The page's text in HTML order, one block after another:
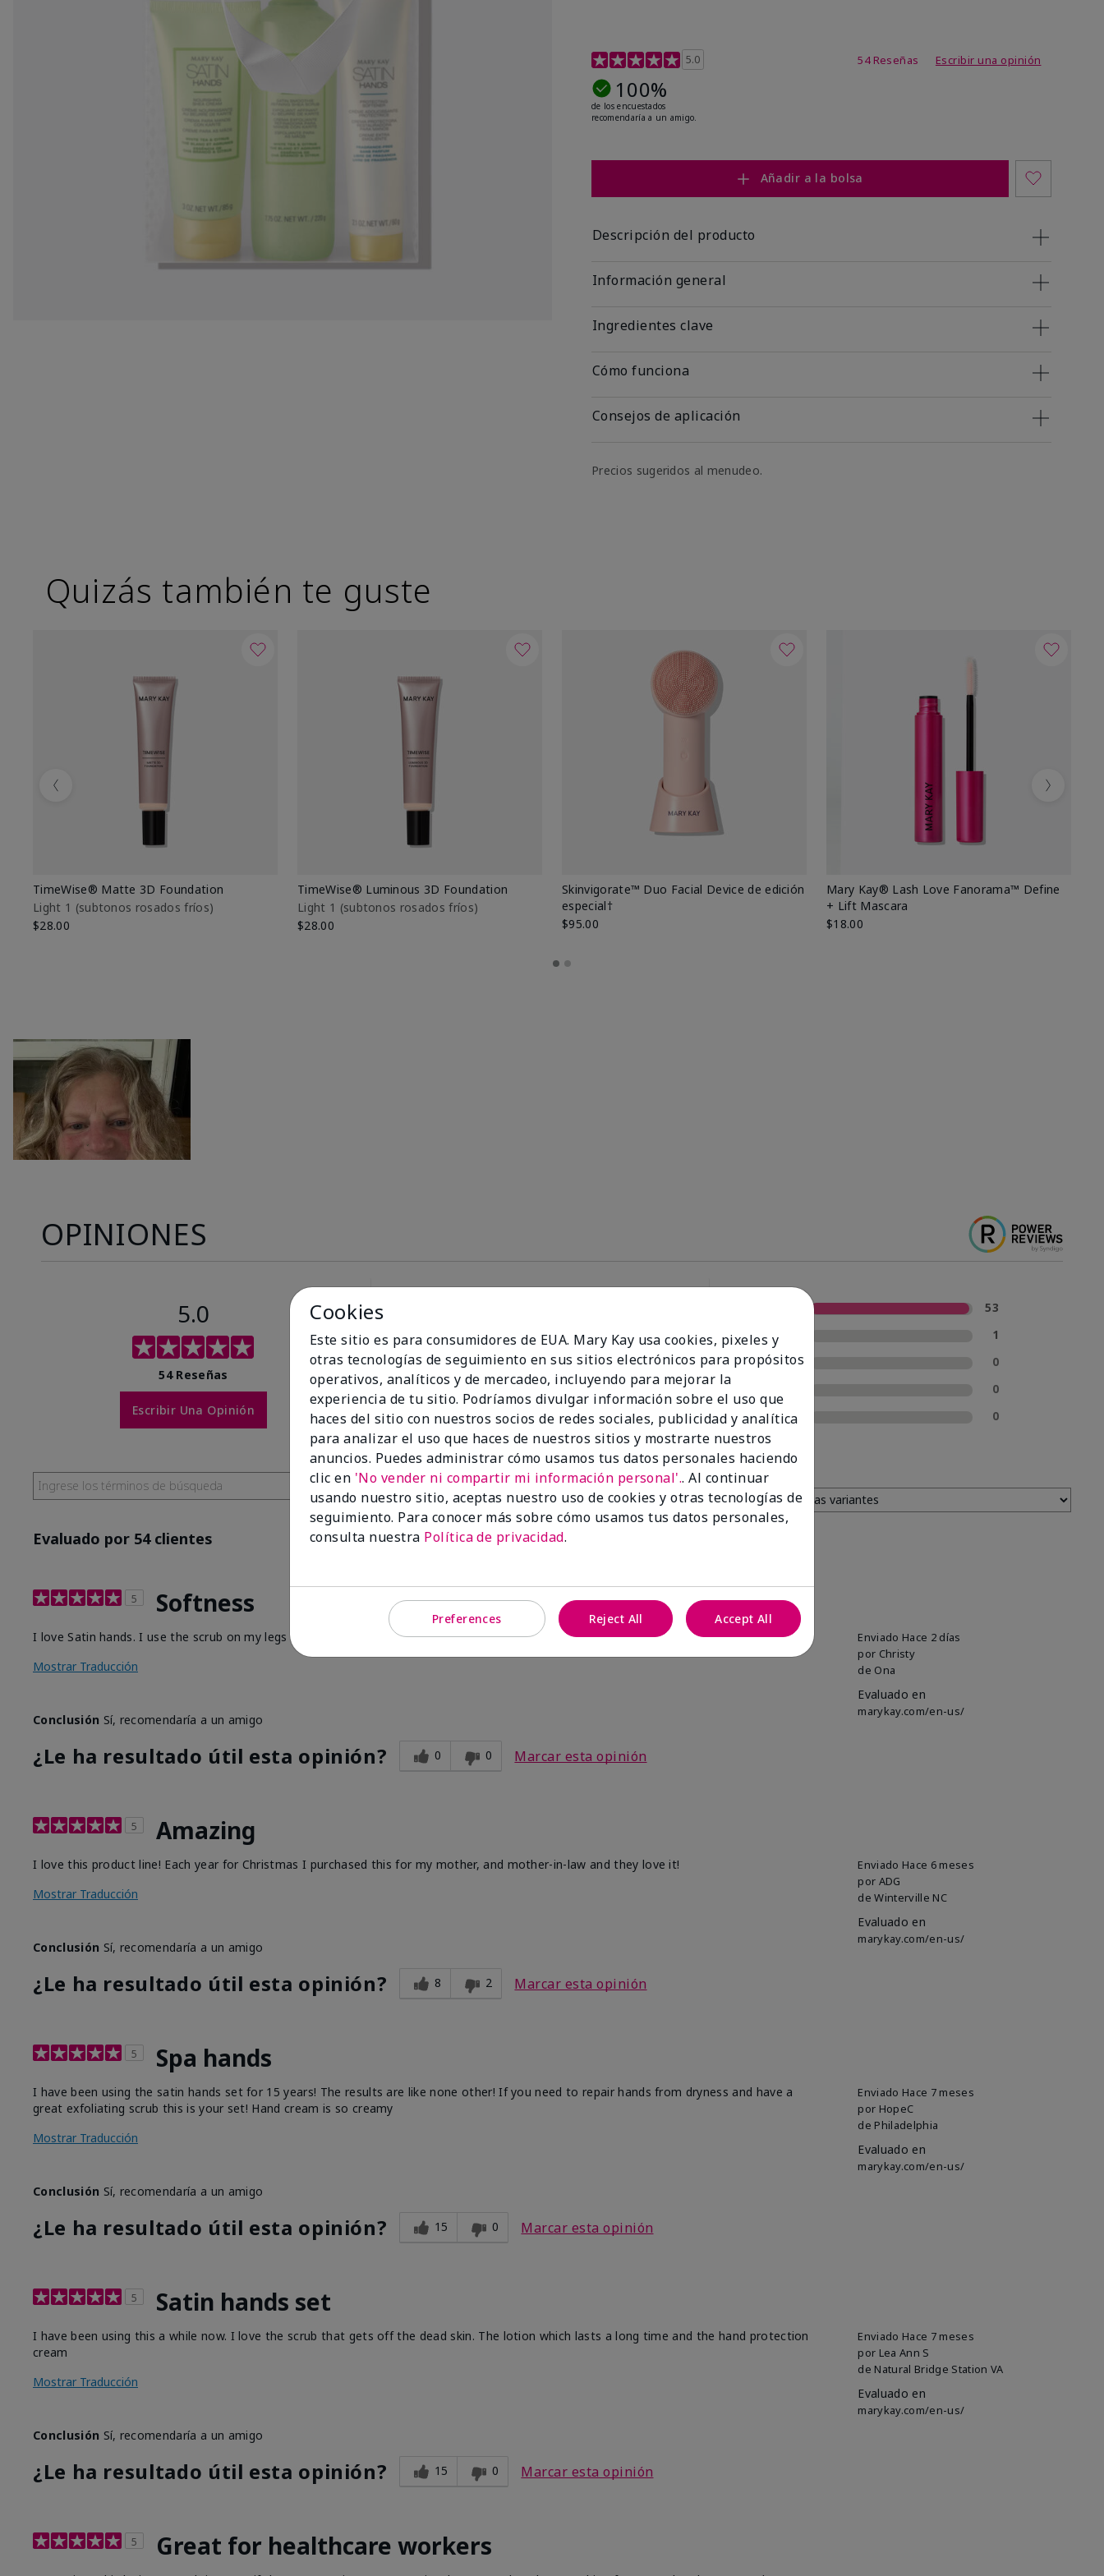
Calificación de clientes de 4,7 de 5
5.0 54 Reseñas Escribir una opinión
100%
de los encuestados
recomendaría a un amigo.
Añadir a la bolsa
Descripción del producto
Información general
Ingredientes clave
Cómo funciona
Consejos de aplicación
Precios sugeridos al menudeo.
Quizás también te guste
TimeWise® Matte 3D Foundation
Light 1​ (subtonos rosados fríos)
$28.00
TimeWise® Luminous 3D Foundation
Light 1​ (subtonos rosados fríos)
$28.00
Skinvigorate™ Duo Facial Device de edición
especial†
$95.00
Mary Kay® Lash Love Fanorama™ Define
+ Lift Mascara
$18.00
Previous Next
OPINIONES
5.0
54 Reseñas
Escribir Una Opinión
de los encuestados
recomendaría a un
amigo.
53
4 estrellas
1
3 estrellas
0
0
1 estrella
0
Evaluado por 54 clientes
5 Softness
Enviado Hace 2 días
por Christy
de Ona
Evaluado en
marykay.com/en-us/
I love Satin hands. I use the scrub on my legs before I shave. After I use the other two products. Makes my legs and hands super soft!
Mostrar Traducción
Conclusión Sí, recomendaría a un amigo
¿Le ha resultado útil esta opinión? 0 0 Marcar esta opinión
5 Amazing
Enviado Hace 6 meses
por ADG
de Winterville NC
Evaluado en
marykay.com/en-us/
I love this product line! Each year for Christmas I purchased this for my mother, and mother-in-law and they love it!
Mostrar Traducción
Conclusión Sí, recomendaría a un amigo
¿Le ha resultado útil esta opinión? 8 2 Marcar esta opinión
5 Spa hands
Enviado Hace 7 meses
por HopeC
de Philadelphia
Evaluado en
marykay.com/en-us/
I have been using the satin hands set for 15 years! The results are like none other! If you need to repair hands from dryness and have a
great exfoliating scrub this is your set! Hand cream is so creamy
Mostrar Traducción
Conclusión Sí, recomendaría a un amigo
¿Le ha resultado útil esta opinión? 15 0 Marcar esta opinión
5 Satin hands set
Enviado Hace 7 meses
por Lea Ann S
de Natural Bridge Station VA
Evaluado en
marykay.com/en-us/
I have been using this a while now. I love the scrub that gets off the dead skin. The lotion which lasts a long time and the hand protection
cream
Mostrar Traducción
Conclusión Sí, recomendaría a un amigo
¿Le ha resultado útil esta opinión? 15 0 Marcar esta opinión
5 Great for healthcare workers
Cookies
Este sitio es para consumidores de EUA. Mary Kay usa cookies, pixeles y
otras tecnologías de seguimiento en sus sitios electrónicos para propósitos
operativos, analíticos y de mercadeo, incluyendo para mejorar la
experiencia de tu sitio. Podríamos divulgar información sobre el uso que
haces del sitio con nuestros socios de redes sociales, publicidad y analítica
para analizar el uso que haces de nuestros sitios y mostrarte nuestros
anuncios. Puedes administrar cómo usamos tus datos personales haciendo
clic en 'No vender ni compartir mi información personal'.. Al continuar
usando nuestro sitio, aceptas nuestro uso de cookies y otras tecnologías de
seguimiento. Para conocer más sobre cómo usamos tus datos personales,
consulta nuestra Política de privacidad.
Preferences Reject All Accept All